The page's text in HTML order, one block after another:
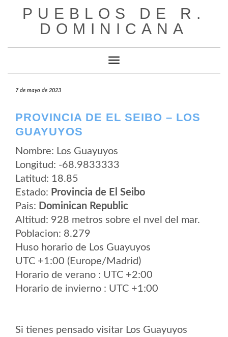
PUEBLOS DE R.
DOMINICANA
Cambiar modo de navegación
7 de mayo de 2023
PROVINCIA DE EL SEIBO – LOS
GUAYUYOS
Nombre: Los Guayuyos
Longitud: -68.9833333
Latitud: 18.85
Estado: Provincia de El Seibo
Pais: Dominican Republic
Altitud: 928 metros sobre el nvel del mar.
Poblacion: 8.279
Huso horario de Los Guayuyos
UTC +1:00 (Europe/Madrid)
Horario de verano : UTC +2:00
Horario de invierno : UTC +1:00
Si tienes pensado visitar Los Guayuyos